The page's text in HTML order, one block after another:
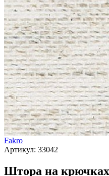
Fakro
Артикул: 33042
Штора на крючках